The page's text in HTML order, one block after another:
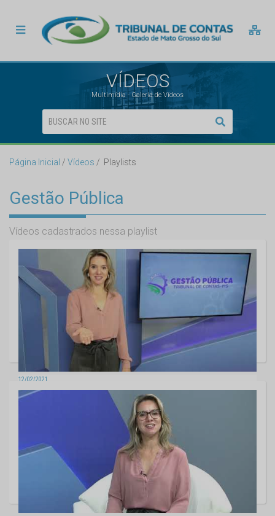
VÍDEOS
Multimídia - Galeria de Vídeos
Página Inicial Vídeos Playlists
Gestão Pública
Vídeos cadastrados nessa playlist
12/02/2021
Gestão Pública - chamada estreia